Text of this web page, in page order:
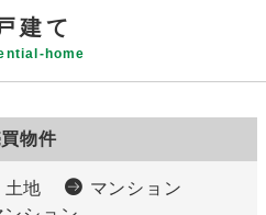
建て
home
物件
土地
マンション